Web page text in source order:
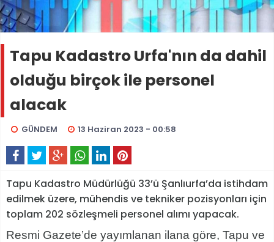
Tapu Kadastro Urfa'nın da dahil
olduğu birçok ile personel
alacak
GÜNDEM 13 Haziran 2023 - 00:58
Tapu Kadastro Müdürlüğü 33’ü Şanlıurfa’da istihdam
edilmek üzere, mühendis ve tekniker pozisyonları için
toplam 202 sözleşmeli personel alımı yapacak.
Resmi Gazete’de yayımlanan ilana göre, Tapu ve